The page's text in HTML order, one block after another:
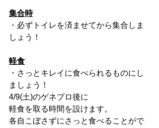
集合時
・必ずトイレを済ませてから集合しま
しょう！
軽食
・さっとキレイに食べられるものにし
ましょう！
4/9(土)のゲネプロ後に
軽食を取る時間を設けます。
各自こぼさずにさっと食べることがで